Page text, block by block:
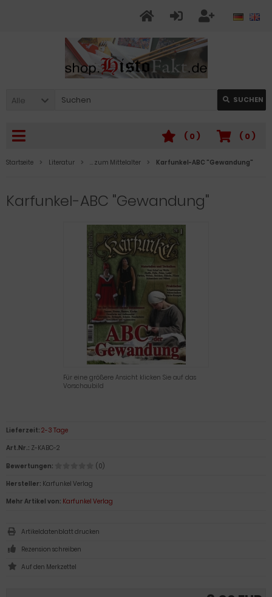
Alle SUCHEN
( 0 )
( 0 )
Startseite Literatur … zum Mittelalter Karfunkel-ABC "Gewandung"
Karfunkel-ABC "Gewandung"
Für eine größere Ansicht klicken Sie auf das
Vorschaubild
Lieferzeit: 2-3 Tage
Art.Nr.: Z-KABC-2
Bewertungen:
(0)
Hersteller: Karfunkel Verlag
Mehr Artikel von: Karfunkel Verlag
Artikeldatenblatt drucken
Rezension schreiben